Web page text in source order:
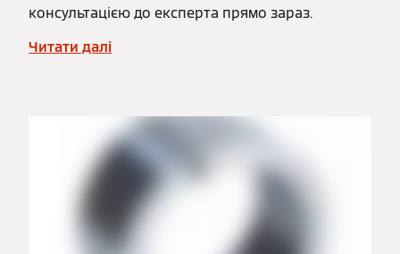
консультацією до експерта прямо зараз.
Читати далі